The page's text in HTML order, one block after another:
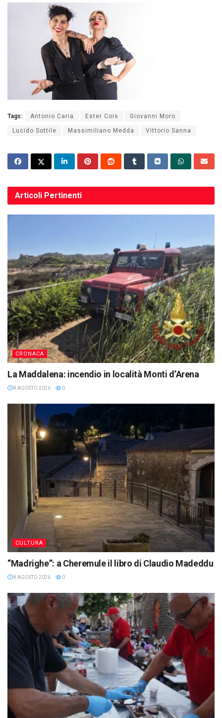
Tags: Antonio Caria Ester Cois Giovanni Moro
Lucido Sottile Massimiliano Medda Vittorio Sanna
Articoli Pertinenti
CRONACA
La Maddalena: incendio in località Monti d’Arena
8 AGOSTO 2026 0
CULTURA
“Madrighe”: a Cheremule il libro di Claudio Madeddu
8 AGOSTO 2026 0